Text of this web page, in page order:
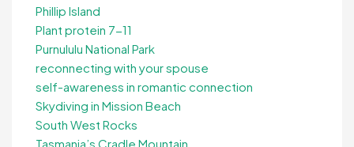
Phillip Island
Plant protein 7-11
Purnululu National Park
reconnecting with your spouse
self-awareness in romantic connection
Skydiving in Mission Beach
South West Rocks
Tasmania’s Cradle Mountain